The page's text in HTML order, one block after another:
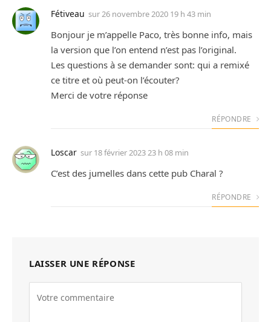
Fétiveau sur26 novembre 2020 19 h 43 min
Bonjour je m’appelle Paco, très bonne info, mais
la version que l’on entend n’est pas l’original.
Les questions à se demander sont: qui a remixé
ce titre et où peut-on l’écouter?
Merci de votre réponse
RÉPONDRE
Loscar sur 18 février 2023 23 h 08 min
C’est des jumelles dans cette pub Charal ?
RÉPONDRE
LAISSER UNE RÉPONSE